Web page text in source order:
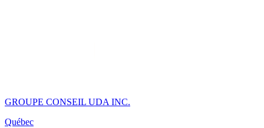
GROUPE CONSEIL UDA INC.
Québec